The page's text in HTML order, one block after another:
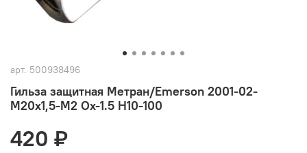
арт. 500938496
Гильза защитная Метран/Emerson 2001-02-
M20x1,5-M2 Ox-1.5 H10-100
420 ₽